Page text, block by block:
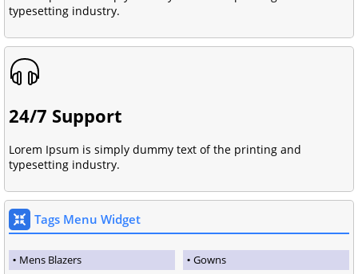
typesetting industry.
24/7 Support
Lorem Ipsum is simply dummy text of the printing and
typesetting industry.
Tags Menu Widget
Mens Blazers
Gowns